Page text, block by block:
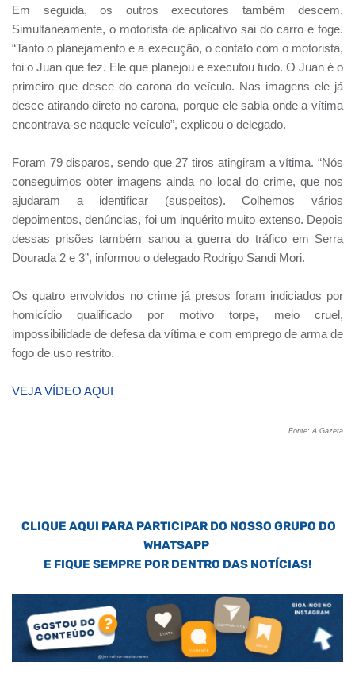
Em seguida, os outros executores também descem.
Simultaneamente, o motorista de aplicativo sai do carro e foge.
“Tanto o planejamento e a execução, o contato com o motorista,
foi o Juan que fez. Ele que planejou e executou tudo. O Juan é o
primeiro que desce do carona do veículo. Nas imagens ele já
desce atirando direto no carona, porque ele sabia onde a vítima
encontrava-se naquele veículo”, explicou o delegado.
Foram 79 disparos, sendo que 27 tiros atingiram a vítima. “Nós
conseguimos obter imagens ainda no local do crime, que nos
ajudaram a identificar (suspeitos). Colhemos vários
depoimentos, denúncias, foi um inquérito muito extenso. Depois
dessas prisões também sanou a guerra do tráfico em Serra
Dourada 2 e 3”, informou o delegado Rodrigo Sandi Mori.
Os quatro envolvidos no crime já presos foram indiciados por
homicídio qualificado por motivo torpe, meio cruel,
impossibilidade de defesa da vítima e com emprego de arma de
fogo de uso restrito.
VEJA VÍDEO AQUI
Fonte: A Gazeta
CLIQUE AQUI PARA PARTICIPAR DO NOSSO GRUPO DO
WHATSAPP
E FIQUE SEMPRE POR DENTRO DAS NOTÍCIAS!